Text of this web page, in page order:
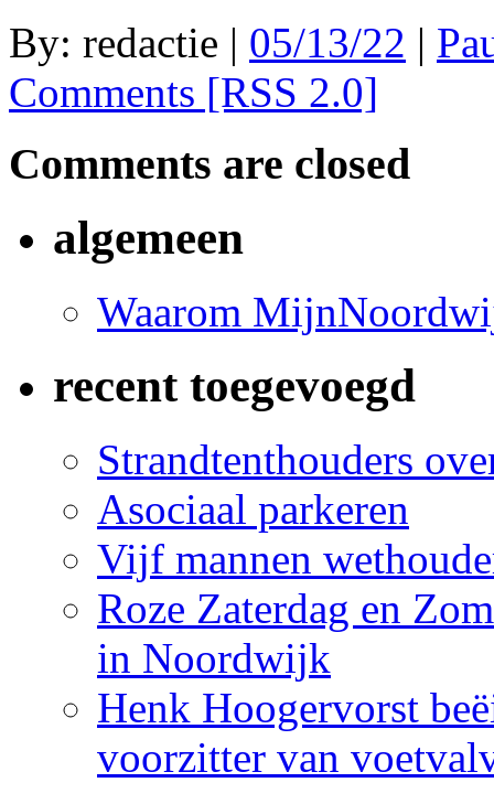
By: redactie | 05/13/22 |
Comments [RSS 2.0]
Comments are closed
algemeen
Waarom
recent toegevoegd
Strandtenthouders
Asociaal parkeren
Vijf mannen
Roze Zaterdag en
in Noordwijk
Henk Hoogervorst
voorzitter van